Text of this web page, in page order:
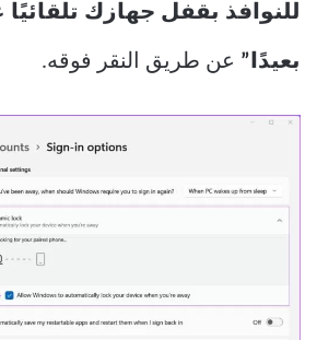
للنوافذ بقفل جهازك تلقائيًا
بعيدًا” عن طريق النقر فوقه.